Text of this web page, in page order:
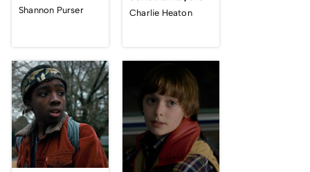
Shannon Purser Charlie Heaton